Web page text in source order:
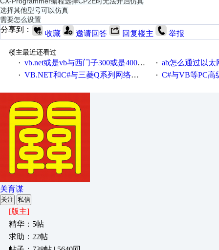
选择其他型号可以仿真
需要怎么设置
分享到： 收藏 邀请回答 回复楼主 举报
楼主最近还看过
· vb.net或是vb与西门子300或是400plc通信怎么想编写呀！ · ab怎么通过以太网
· VB.NET和C#与三菱Q系列网络通讯的源代码 · C#与VB等PC高级语言与
关育谋
关注 私信
[版主]
精华：5帖
求助：22帖